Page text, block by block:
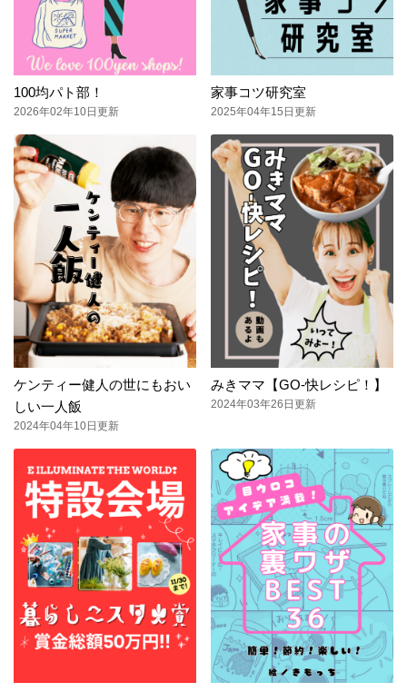
100均パト部！
2026年02年10日更新
家事コツ研究室
2025年04年15日更新
ケンティー健人の世にもおい
しい一人飯
2024年04年10日更新
みきママ【GO-快レシピ！】
2024年03年26日更新